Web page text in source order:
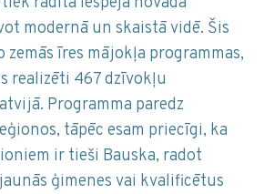
modernā un skaistā vidē. Šis
īres mājokļa programmas,
realizēti 467 dzīvokļu
Programma paredz
tāpēc esam priecīgi, ka
ir tieši Bauska, radot
ģimenes vai kvalificētus